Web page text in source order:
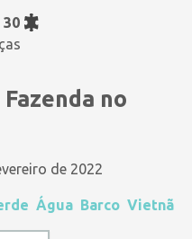
30
no
de 2022
Água Barco Vietnã